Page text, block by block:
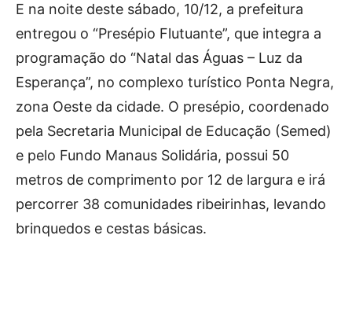
E na noite deste sábado, 10/12, a prefeitura
entregou o “Presépio Flutuante”, que integra a
programação do “Natal das Águas – Luz da
Esperança”, no complexo turístico Ponta Negra,
zona Oeste da cidade. O presépio, coordenado
pela Secretaria Municipal de Educação (Semed)
e pelo Fundo Manaus Solidária, possui 50
metros de comprimento por 12 de largura e irá
percorrer 38 comunidades ribeirinhas, levando
brinquedos e cestas básicas.